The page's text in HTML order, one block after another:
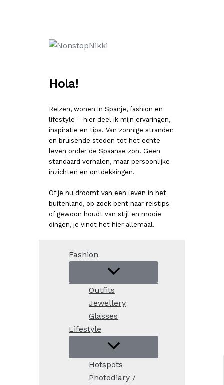
Hola!
Reizen, wonen in Spanje, fashion en
lifestyle – hier deel ik mijn ervaringen,
inspiratie en tips. Van zonnige stranden
en bruisende steden tot het echte
leven onder de Spaanse zon. Geen
standaard verhalen, maar persoonlijke
inzichten en ontdekkingen.
Of je nu droomt van een leven in het
buitenland, op zoek bent naar reistips
of gewoon houdt van stijl en mooie
dingen, je vindt het hier allemaal.
Fashion
Outfits
Jewellery
Glasses
Lifestyle
Hotspots
Photodiary /